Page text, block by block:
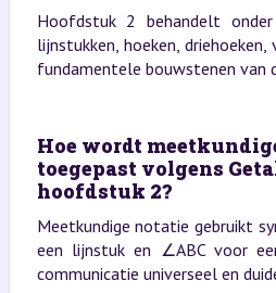
Hoofdstuk 2 behandelt onder
lijnstukken, hoeken,
fundamentele bouwstenen van
Hoe wordt
toegepast volgens
hoofdstuk 2?
Meetkundige notatie gebruikt
een lijnstuk en ∠ABC voor
communicatie universeel en